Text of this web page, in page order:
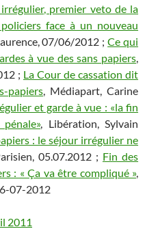
premier veto de la
face à un nouveau
07/06/2012 ;Ce qui
à vue des sans papiers,
; La Cour de cassation dit
papiers, Médiapart, Carine
et garde à vue : «la fin
, Libération, Sylvain
: le séjour irrégulier ne
05.07.2012 ; Fin des
: « Ça va être compliqué »,
07-2012
2011